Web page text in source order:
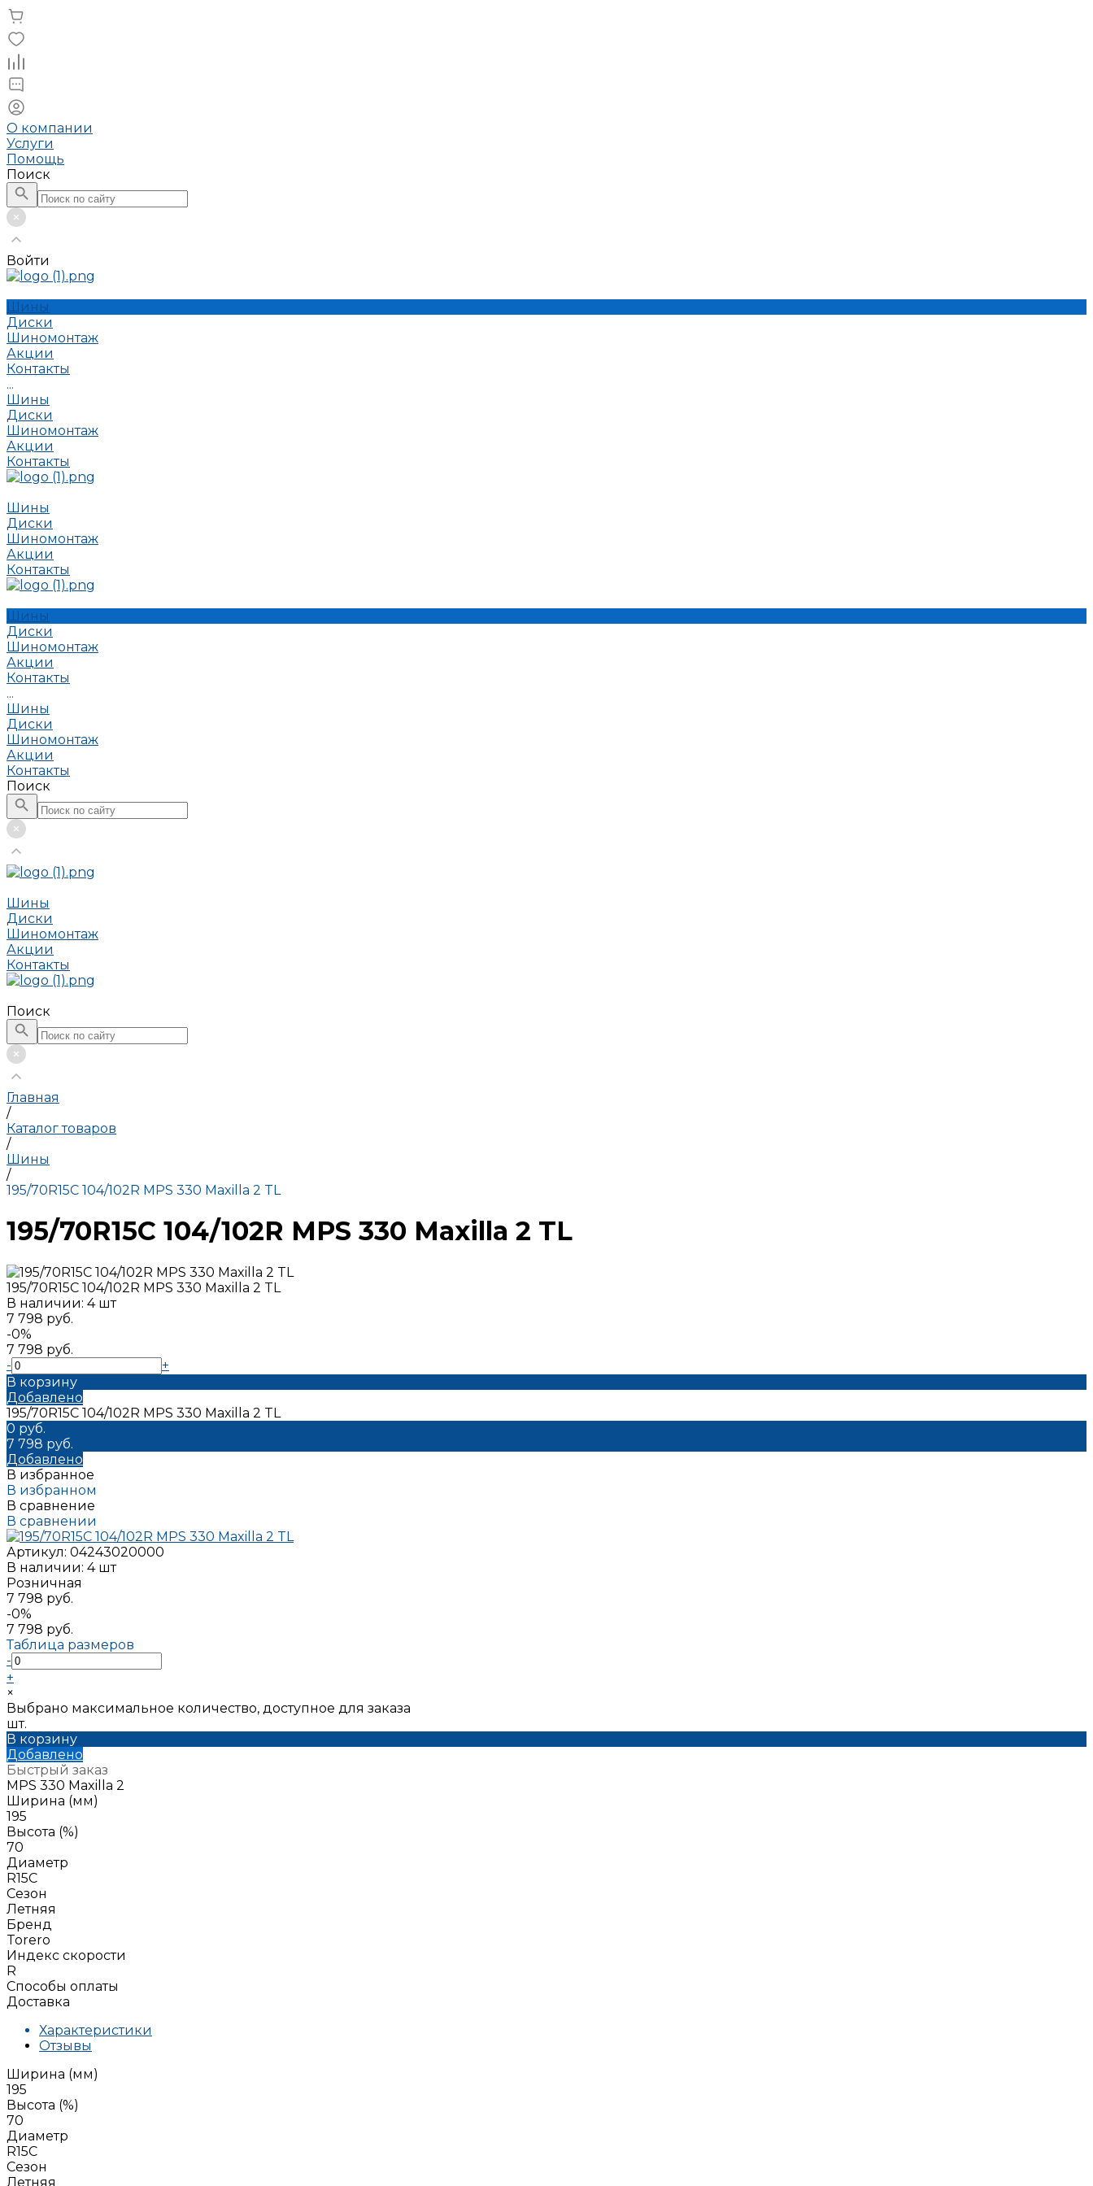
О компании
Услуги
Помощь
Поиск
Войти
Шины
Диски
Шиномонтаж
Акции
Контакты
...
Шины
Диски
Шиномонтаж
Акции
Контакты
Шины
Диски
Шиномонтаж
Акции
Контакты
Шины
Диски
Шиномонтаж
Акции
Контакты
...
Шины
Диски
Шиномонтаж
Акции
Контакты
Поиск
Шины
Диски
Шиномонтаж
Акции
Контакты
Поиск
Главная
/
Каталог товаров
/
Шины
/
195/70R15C 104/102R MPS 330 Maxilla 2 TL
195/70R15C 104/102R MPS 330 Maxilla 2 TL
195/70R15C 104/102R MPS 330 Maxilla 2 TL
В наличии: 4 шт
7 798 руб.
-0%
7 798 руб.
-
+
В корзину
Добавлено
195/70R15C 104/102R MPS 330 Maxilla 2 TL
0 руб.
7 798 руб.
Добавлено
В избранное
В избранном
В сравнение
В сравнении
Артикул: 04243020000
В наличии: 4 шт
Розничная
7 798 руб.
-0%
7 798 руб.
Таблица размеров
-
+
×
Выбрано максимальное количество, доступное для заказа
шт.
В корзину
Добавлено
Быстрый заказ
MPS 330 Maxilla 2
Ширина (мм)
195
Высота (%)
70
Диаметр
R15C
Сезон
Летняя
Бренд
Torero
Индекс скорости
R
Способы оплаты
Доставка
Характеристики
Отзывы
Ширина (мм)
195
Высота (%)
70
Диаметр
R15C
Сезон
Летняя